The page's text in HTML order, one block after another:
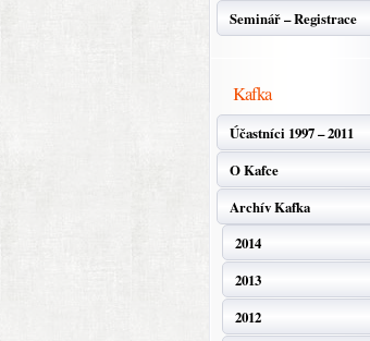
Seminář – Registrace
Kafka
Účastníci 1997 – 2011
O Kafce
Archív Kafka
2014
2013
2012